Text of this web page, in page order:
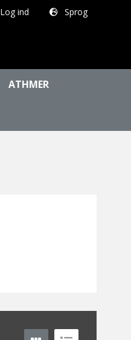
Log ind Sprog
ATHMER